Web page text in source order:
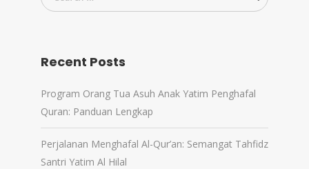
Recent Posts
Program Orang Tua Asuh Anak Yatim Penghafal
Quran: Panduan Lengkap
Perjalanan Menghafal Al-Qur’an: Semangat Tahfidz
Santri Yatim Al Hilal